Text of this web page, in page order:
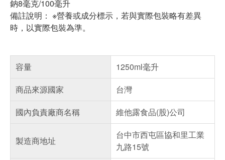
鈉8毫克/100毫升
備註說明： ※營養或成分標示，若與實際包裝略有差異
時，以實際包裝為準。
容量
1250ml毫升
商品來源國家
台灣
國內負責廠商名稱
維他露食品(股)公司
製造商地址
台中市西屯區協和里工業
九路15號